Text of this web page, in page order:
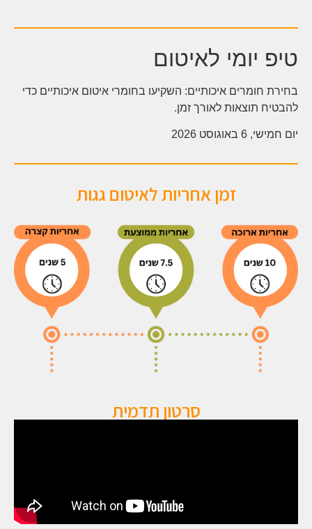
טיפ יומי לאיטום
בחירת חומרים איכותיים: השקיעו בחומרי איטום איכותיים כדי
להבטיח תוצאות לאורך זמן.
יום חמישי, 6 באוגוסט 2026
זמן אחריות לאיטום גגות
סרטון תדמית